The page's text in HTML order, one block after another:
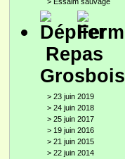
Repas
Grosbois
> 23 juin 2019
> 24 juin 2018
> 25 juin 2017
> 19 juin 2016
> 21 juin 2015
> 22 juin 2014